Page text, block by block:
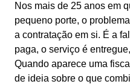
Nos mais de 25 anos em
pequeno porte, o
a contratação em si. É a
paga, o serviço é
Quando aparece uma
de ideia sobre o que